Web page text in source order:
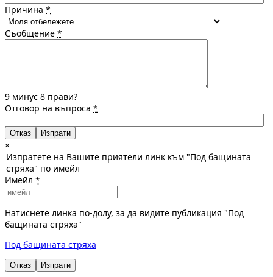
Причина *
Съобщение *
9 минус 8 прави?
Отговор на въпроса *
Отказ
×
Изпратете на Вашите приятели линк към "Под бащината
стряха" по имейл
Имейл *
Натиснете линка по-долу, за да видите публикация "Под
бащината стряха"
Под бащината стряха
Отказ Изпрати